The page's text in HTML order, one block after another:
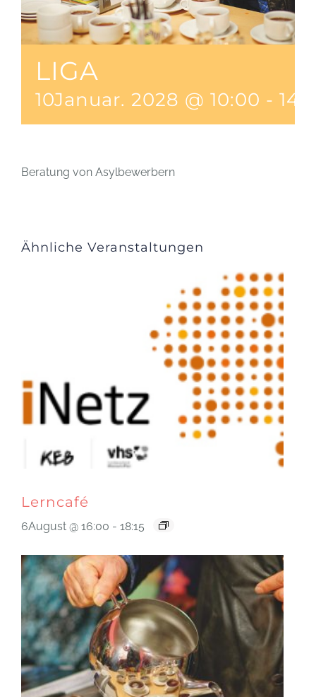
LIGA
10Januar. 2028 @ 10:00 -
Beratung von Asylbewerbern
Ähnliche Veranstaltungen
Lerncafé
6August @ 16:00 - 18:15